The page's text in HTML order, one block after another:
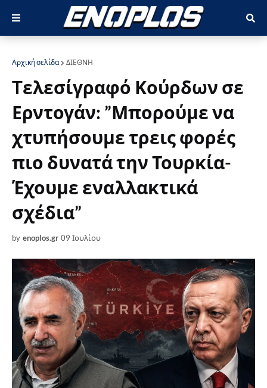
Αρχική σελίδα ΔΙΕΘΝΗ
Tελεσίγραφό Κούρδων σε
Ερντογάν: ”Μπορούμε να
χτυπήσουμε τρεις φορές
πιο δυνατά την Τουρκία-
Έχουμε εναλλακτικά
σχέδια”
by enoplos.gr 09 Ιουλίου